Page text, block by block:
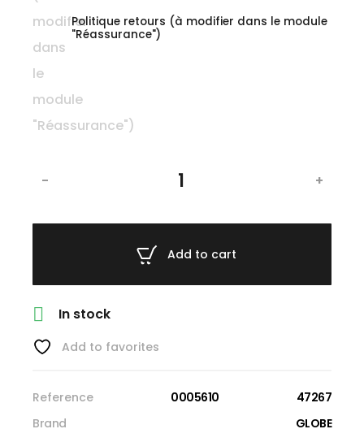
Politique retours (à modifier dans le module
"Réassurance")
- +
Add to cart
 In stock
Add to favorites
Reference 0005610
47267
Brand
GLOBE